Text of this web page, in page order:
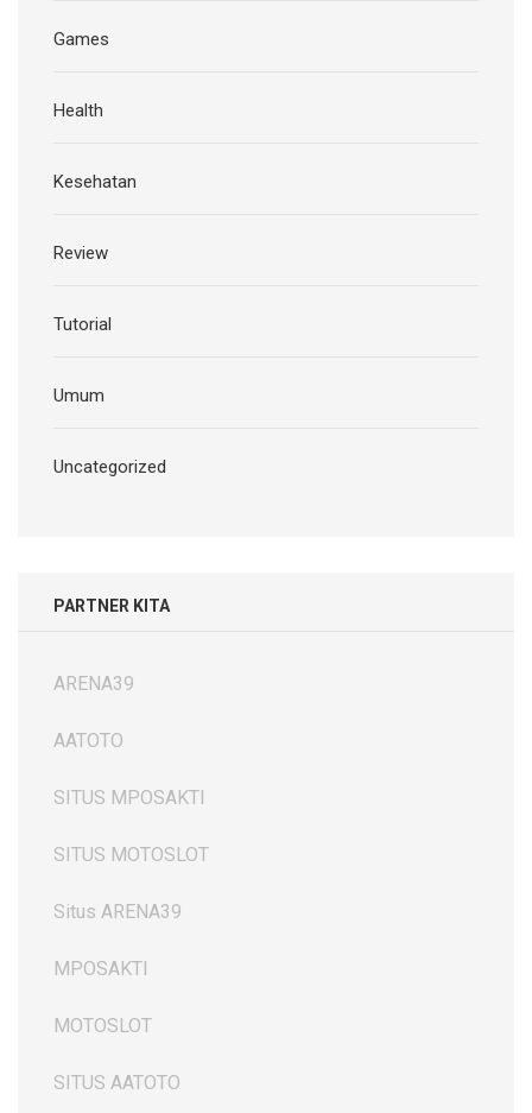
Games
Health
Kesehatan
Review
Tutorial
Umum
Uncategorized
PARTNER KITA
ARENA39
AATOTO
SITUS MPOSAKTI
SITUS MOTOSLOT
Situs ARENA39
MPOSAKTI
MOTOSLOT
SITUS AATOTO